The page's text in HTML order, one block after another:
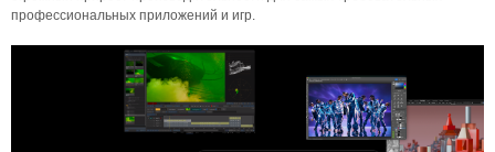
профессиональных приложений и игр.